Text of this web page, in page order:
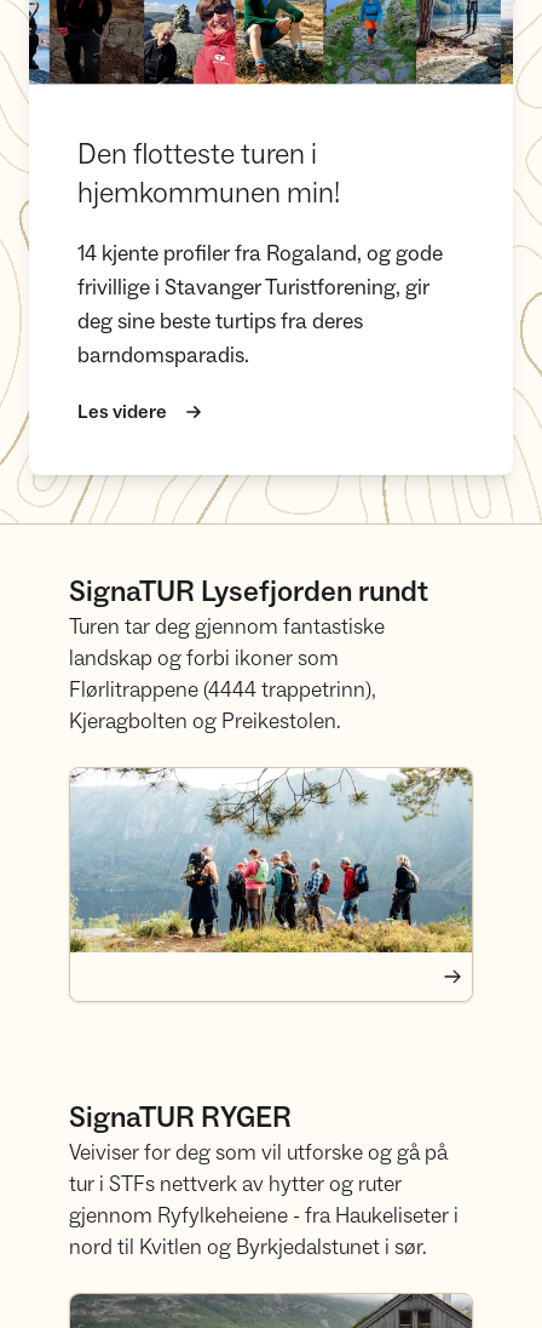
Den flotteste turen i
hjemkommunen min!
14 kjente profiler fra Rogaland, og gode
frivillige i Stavanger Turistforening, gir
deg sine beste turtips fra deres
barndomsparadis.
Les videre
SignaTUR Lysefjorden rundt
Turen tar deg gjennom fantastiske
landskap og forbi ikoner som
Flørlitrappene (4444 trappetrinn),
Kjeragbolten og Preikestolen.
SignaTUR RYGER
Veiviser for deg som vil utforske og gå på
tur i STFs nettverk av hytter og ruter
gjennom Ryfylkeheiene - fra Haukeliseter i
nord til Kvitlen og Byrkjedalstunet i sør.